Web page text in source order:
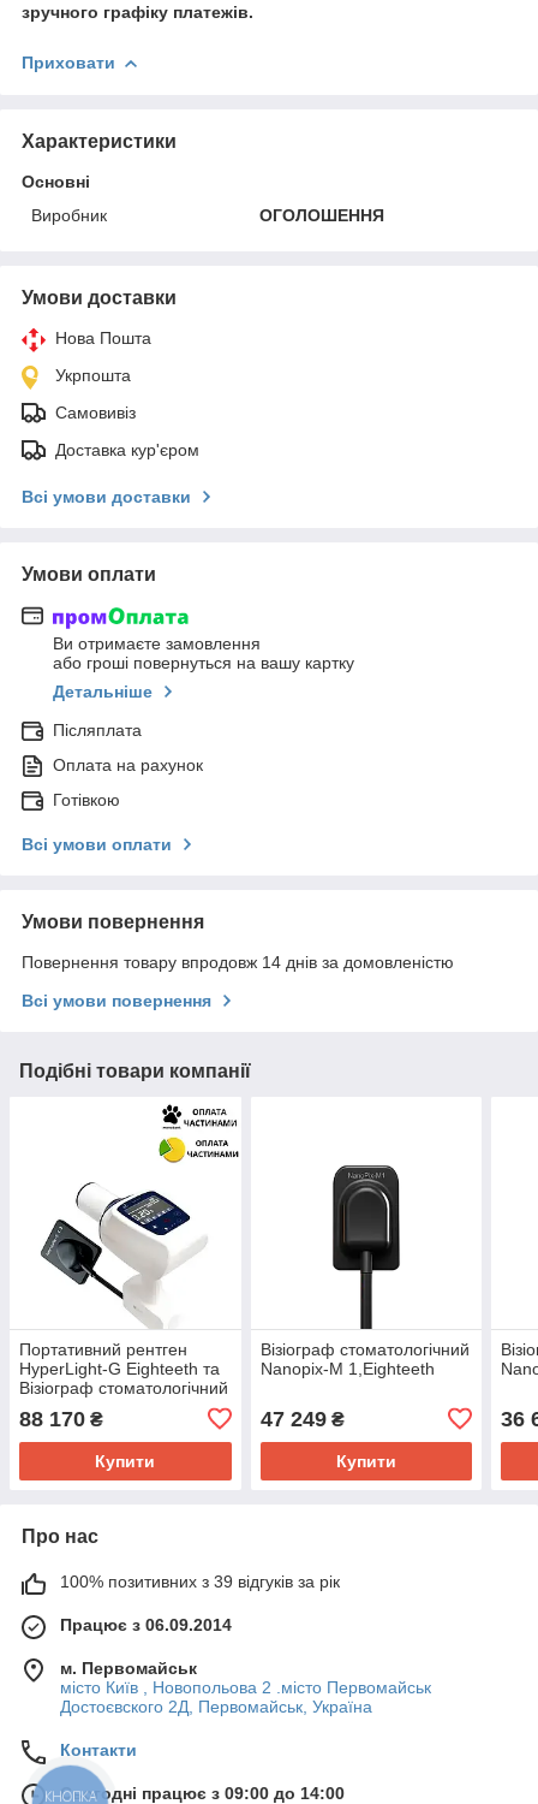
зручного графіку платежів.
Приховати
Характеристики
Основні
Виробник
ОГОЛОШЕННЯ
Умови доставки
Нова Пошта
Укрпошта
Самовивіз
Доставка кур'єром
Всі умови доставки
Умови оплати
Ви отримаєте замовлення
або гроші повернуться на вашу картку
Детальніше
Післяплата
Оплата на рахунок
Готівкою
Всі умови оплати
Умови повернення
Повернення товару впродовж 14 днів за домовленістю
Всі умови повернення
Подібні товари компанії
Портативний рентген
HyperLight-G Eighteeth та
Візіограф стоматологічний
Nanopix-Е 1.3, Eighteeth
88 170 ₴
Купити
Візіограф стоматологічний
Nanopix-M 1,Eighteeth
47 249₴
Купити
36
Про нас
100% позитивних з 39 відгуків за рік
Працює з 06.09.2014
м. Первомайськ
місто Київ , Новопольова 2 .місто Первомайськ
Достоєвского 2Д, Первомайськ, Україна
Контакти
Сьогодні працює з 09:00 до 14:00
КНОПКА